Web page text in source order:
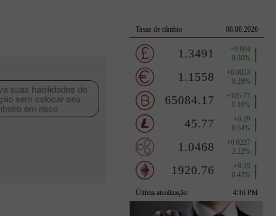
suas habilidades de
sem colocar seu
em risco